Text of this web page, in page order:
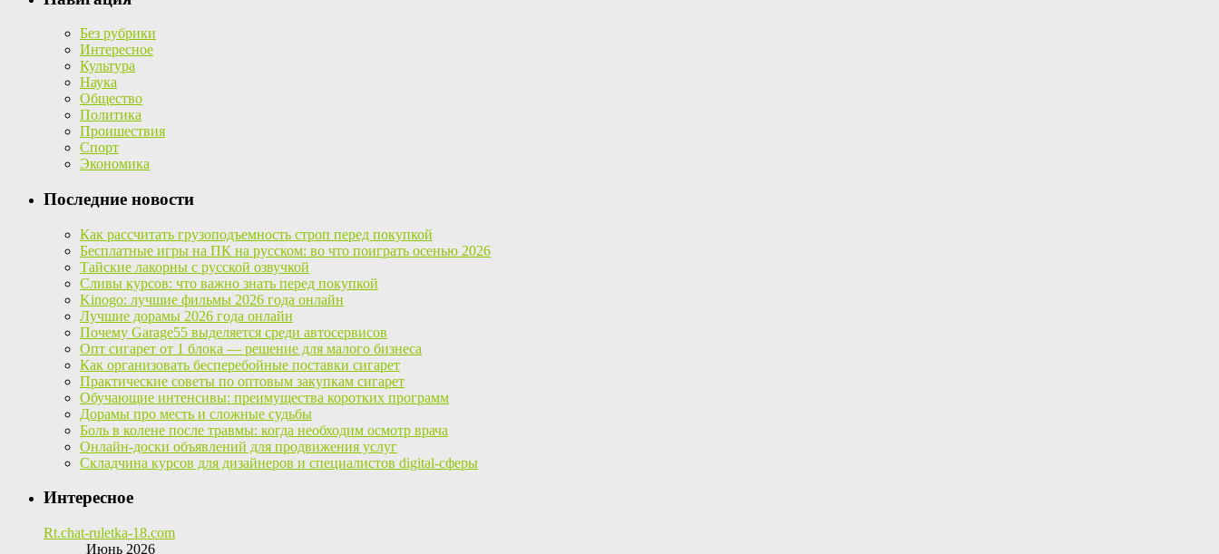
Без рубрики
Интересное
Культура
Наука
Общество
Политика
Проишествия
Спорт
Экономика
Последние новости
Как рассчитать грузоподъемность строп перед покупкой
Бесплатные игры на ПК на русском: во что поиграть осенью 2026
Тайские лакорны с русской озвучкой
Сливы курсов: что важно знать перед покупкой
Kinogo: лучшие фильмы 2026 года онлайн
Лучшие дорамы 2026 года онлайн
Почему Garage55 выделяется среди автосервисов
Опт сигарет от 1 блока — решение для малого бизнеса
Как организовать бесперебойные поставки сигарет
Практические советы по оптовым закупкам сигарет
Обучающие интенсивы: преимущества коротких программ
Дорамы про месть и сложные судьбы
Боль в колене после травмы: когда необходим осмотр врача
Онлайн-доски объявлений для продвижения услуг
Складчина курсов для дизайнеров и специалистов digital-сферы
Интересное
Rt.chat-ruletka-18.com
Июнь 2026